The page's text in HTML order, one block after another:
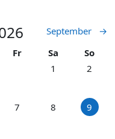
September
→
Freitag
Fr Samstag
Sa
So
Keine Termine,
1 Keine
2
August
Mittwoch, 5. August
Termine, Donnerstag, 6.
Keine Termine, Freitag,
7 Keine Termine,
8 Keine
9